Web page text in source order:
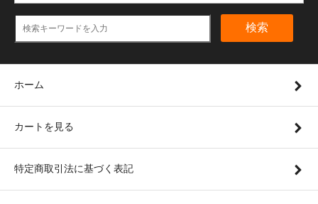
検索
ホーム
カートを見る
特定商取引法に基づく表記